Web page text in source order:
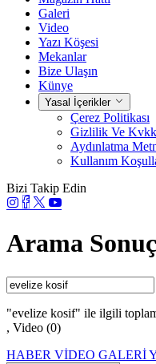
Galeri
Video
Yazı Köşesi
Mekanlar
Bize Ulaşın
Künye
Yasal İçerikler
Çerez Politikası
Gizlilik Ve Kvkk
Aydınlatma
Kullanım
Bizi Takip Edin
Arama
"evelize kosif" ile ilgili
, Video (0)
HABER VİDEO GALERİ